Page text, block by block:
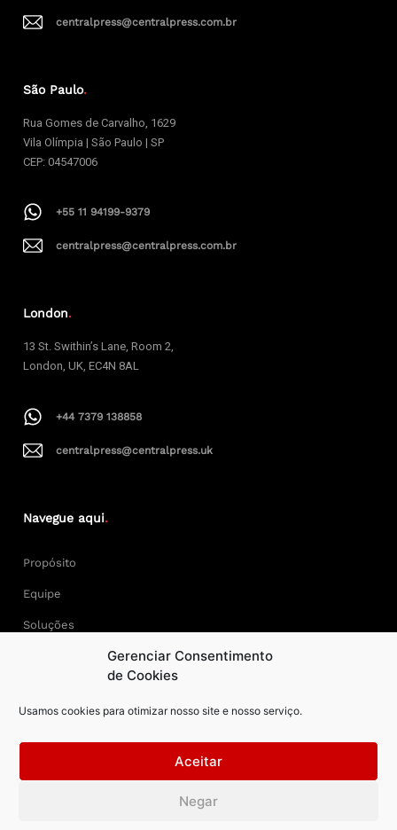
Gerenciar Consentimento
de Cookies
Usamos cookies para otimizar nosso site e nosso serviço.
Aceitar
Negar
centralpress@centralpress.com.br
São Paulo.
Rua Gomes de Carvalho, 1629
Vila Olímpia | São Paulo | SP
CEP: 04547006
+55 11 94199-9379
centralpress@centralpress.com.br
London.
13 St. Swithin’s Lane, Room 2,
London, UK, EC4N 8AL
+44 7379 138858
centralpress@centralpress.uk
Navegue aqui.
Propósito
Equipe
Soluções
Central Press – todos os direitos reservados. Developer: